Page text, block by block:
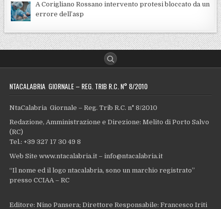
A Corigliano Rossano intervento protesi bloccato da un
errore dell’asp
NTACALABRIA GIORNALE – REG. TRIB R.C. N° 8/2010
NtaCalabria Giornale – Reg. Trib R.C. n° 8/2010
Redazione, Amministrazione e Direzione: Melito di Porto Salvo
(RC)
Tel.: +39 327 17 30 49 8
Web Site www.ntacalabria.it – info@ntacalabria.it
“Il nome ed il logo ntacalabria, sono un marchio registrato”
presso CCIAA – RC
Editore: Nino Pansera; Direttore Responsabile: Francesco Iriti